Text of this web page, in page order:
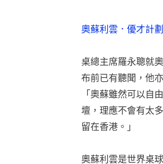
奧蘇利雲．優才計
桌總主席羅永聰就
布前已有聽聞，他
「奧蘇雖然可以自
壇，理應不會有太
留在香港。」
奧蘇利雲是世界桌